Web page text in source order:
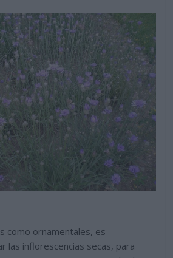
como ornamentales, es
las inflorescencias secas, para